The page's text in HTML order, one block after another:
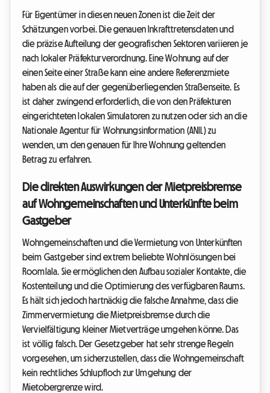
Für Eigentümer in diesen neuen Zonen ist die Zeit der
Schätzungen vorbei. Die genauen Inkrafttretensdaten und
die präzise Aufteilung der geografischen Sektoren variieren je
nach lokaler Präfekturverordnung. Eine Wohnung auf der
einen Seite einer Straße kann eine andere Referenzmiete
haben als die auf der gegenüberliegenden Straßenseite. Es
ist daher zwingend erforderlich, die von den Präfekturen
eingerichteten lokalen Simulatoren zu nutzen oder sich an die
Nationale Agentur für Wohnungsinformation (ANIL) zu
wenden, um den genauen für Ihre Wohnung geltenden
Betrag zu erfahren.
Die direkten Auswirkungen der Mietpreisbremse
auf Wohngemeinschaften und Unterkünfte beim
Gastgeber
Wohngemeinschaften und die Vermietung von Unterkünften
beim Gastgeber sind extrem beliebte Wohnlösungen bei
Roomlala. Sie ermöglichen den Aufbau sozialer Kontakte, die
Kostenteilung und die Optimierung des verfügbaren Raums.
Es hält sich jedoch hartnäckig die falsche Annahme, dass die
Zimmervermietung die Mietpreisbremse durch die
Vervielfältigung kleiner Mietverträge umgehen könne. Das
ist völlig falsch. Der Gesetzgeber hat sehr strenge Regeln
vorgesehen, um sicherzustellen, dass die Wohngemeinschaft
kein rechtliches Schlupfloch zur Umgehung der
Mietobergrenze wird.